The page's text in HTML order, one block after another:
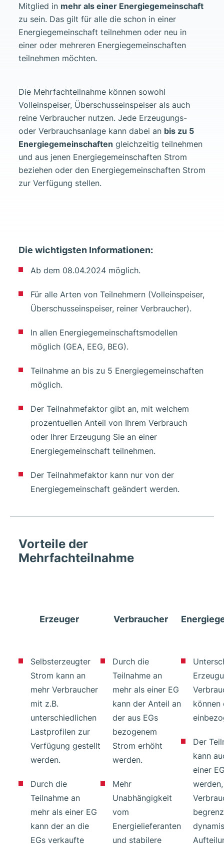
Mitglied in mehr als einer Energiegemeinschaft
zu sein. Das gilt für alle die schon in einer
Energiegemeinschaft teilnehmen oder neu in
einer oder mehreren Energiegemeinschaften
teilnehmen möchten.
Die Mehrfachteilnahme können sowohl
Volleinspeiser, Überschusseinspeiser als auch
reine Verbraucher nutzen. Jede Erzeugungs-
oder Verbrauchsanlage kann dabei an bis zu 5
Energiegemeinschaften gleichzeitig teilnehmen
und aus jenen Energiegemeinschaften Strom
beziehen oder den Energiegemeinschaften Strom
zur Verfügung stellen.
Die wichtigsten Informationen:
Ab dem 08.04.2024 möglich.
Für alle Arten von Teilnehmern (Volleinspeiser,
Überschusseinspeiser, reiner Verbraucher).
In allen Energiegemeinschaftsmodellen
möglich (GEA, EEG, BEG).
Teilnahme an bis zu 5 Energiegemeinschaften
möglich.
Der Teilnahmefaktor gibt an, mit welchem
prozentuellen Anteil von Ihrem Verbrauch
oder Ihrer Erzeugung Sie an einer
Energiegemeinschaft teilnehmen.
Der Teilnahmefaktor kann nur von der
Energiegemeinschaft geändert werden.
Vorteile der
Mehrfachteilnahme
Erzeuger Verbraucher
Selbsterzeugter
Strom kann an
mehr Verbraucher
mit z.B.
unterschiedlichen
Lastprofilen zur
Verfügung gestellt
werden.
Durch die
Teilnahme an
mehr als einer EG
kann der an die
EGs verkaufte
Durch die
Teilnahme an
mehr als einer EG
kann der Anteil an
der aus EGs
bezogenem
Strom erhöht
werden.
Mehr
Unabhängigkeit
vom
Energielieferanten
und stabilere
können
Der
kann
einer